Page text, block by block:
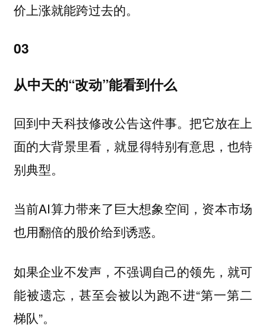
价上涨就能跨过去的。
03
从中天的“改动”能看到什么
回到中天科技修改公告这件事。把它放在上
面的大背景里看，就显得特别有意思，也特
别典型。
当前AI算力带来了巨大想象空间，资本市场
也用翻倍的股价给到诱惑。
如果企业不发声，不强调自己的领先，就可
能被遗忘，甚至会被以为跑不进“第一第二
梯队”。